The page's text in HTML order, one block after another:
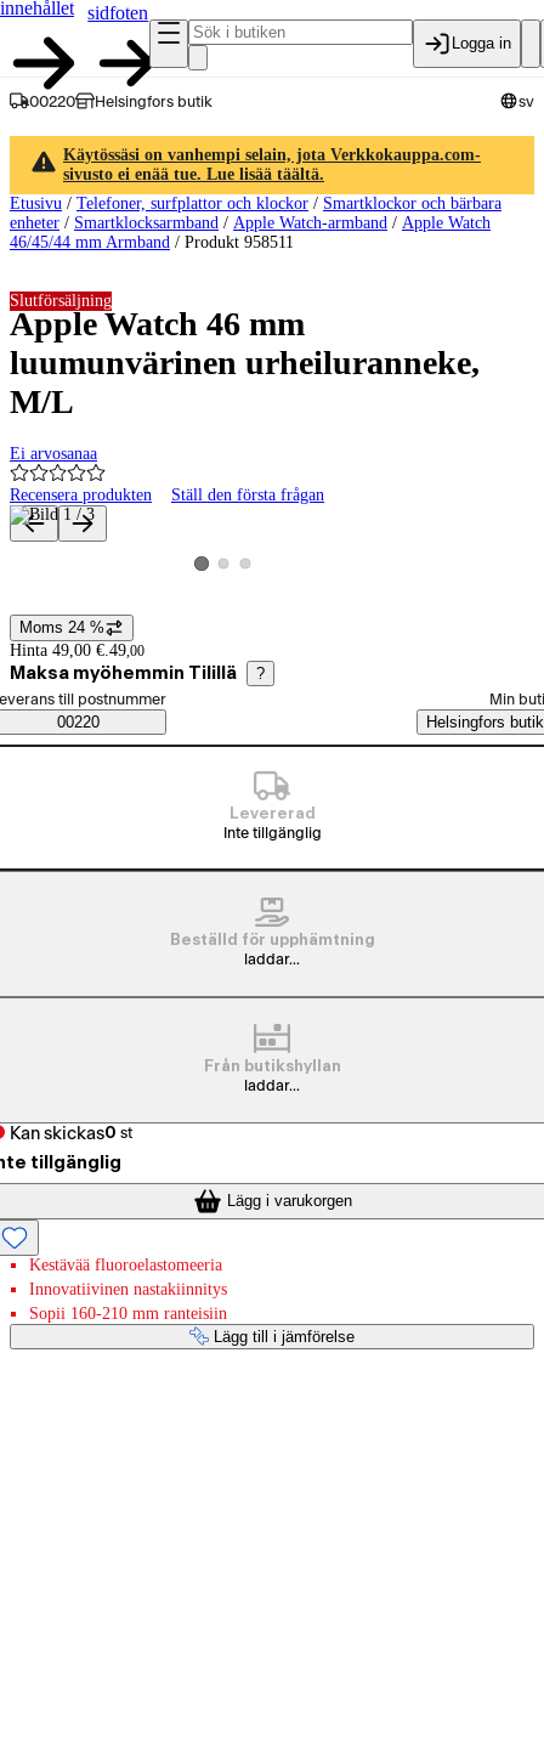
innehållet
sidfoten
Logga in
00220 Helsingfors butik sv
Käytössäsi on vanhempi selain, jota Verkkokauppa.com-
sivusto ei enää tue. Lue lisää täältä.
Etusivu / Telefoner, surfplattor och klockor / Smartklockor och bärbara
enheter / Smartklocksarmband / Apple Watch-armband / Apple Watch
46/45/44 mm Armband / Produkt 958511
Apple Watch 46 mm
luumunvärinen urheiluranneke,
M/L
Ei arvosanaa
Recensera produkten Ställ den första frågan
Slutförsäljning
Produktbilder och videor
Visa produktbild 1
Visa produktbild 2
Visa produktbild 3
Prisinformation
Moms 24 %
Hinta 49,00 €. 49,00
Maksa myöhemmin Tilillä ?
Saatavuustiedot
beställningssätt
till postnummer
00220
Min
Helsingfors butik
Levererad
Inte tillgänglig
Beställd för upphämtning
laddar...
Från butikshyllan
laddar...
Kan skickas0 st
tillgänglig
Lägg i varukorgen
Kestävää fluoroelastomeeria
Innovatiivinen nastakiinnitys
Sopii 160-210 mm ranteisiin
Lägg till i jämförelse